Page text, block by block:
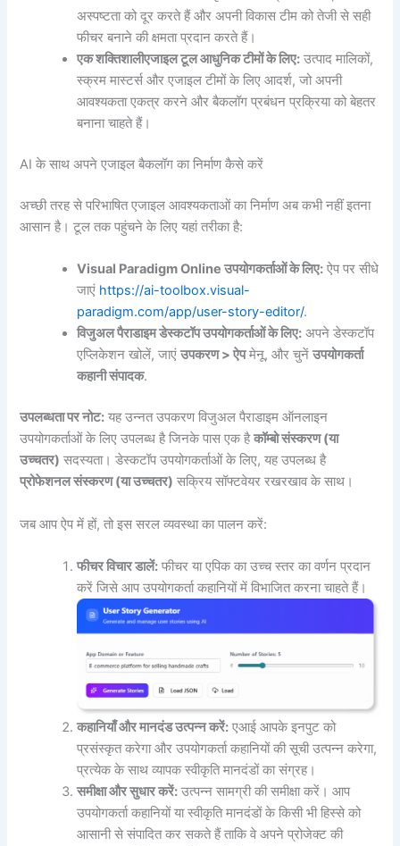
अस्पष्टता को दूर करते हैं और अपनी विकास टीम को तेजी से सही
फीचर बनाने की क्षमता प्रदान करते हैं।
एक शक्तिशालीएजाइल टूलआधुनिक टीमों के लिए: उत्पाद मालिकों,
स्क्रम मास्टर्स और एजाइल टीमों के लिए आदर्श, जो अपनी
आवश्यकता एकत्र करने और बैकलॉग प्रबंधन प्रक्रिया को बेहतर
बनाना चाहते हैं।
AI के साथ अपने एजाइल बैकलॉग का निर्माण कैसे करें
अच्छी तरह से परिभाषित एजाइल आवश्यकताओं का निर्माण अब कभी नहीं इतना
आसान है। टूल तक पहुंचने के लिए यहां तरीका है:
Visual Paradigm Online उपयोगकर्ताओं के लिए: ऐप पर सीधे
जाएं https://ai-toolbox.visual-
paradigm.com/app/user-story-editor/.
विजुअल पैराडाइम डेस्कटॉप उपयोगकर्ताओं के लिए: अपने डेस्कटॉप
एप्लिकेशन खोलें, जाएंउपकरण > ऐपमेनू, और चुनेंउपयोगकर्ता
कहानी संपादक.
उपलब्धता पर नोट: यह उन्नत उपकरण विजुअल पैराडाइम ऑनलाइन
उपयोगकर्ताओं के लिए उपलब्ध है जिनके पास एक हैकॉम्बो संस्करण (या
उच्चतर) सदस्यता। डेस्कटॉप उपयोगकर्ताओं के लिए, यह उपलब्ध है
प्रोफेशनल संस्करण (या उच्चतर) सक्रिय सॉफ्टवेयर रखरखाव के साथ।
जब आप ऐप में हों, तो इस सरल व्यवस्था का पालन करें:
फीचर विचार डालें: फीचर या एपिक का उच्च स्तर का वर्णन प्रदान
करें जिसे आप उपयोगकर्ता कहानियों में विभाजित करना चाहते हैं।
कहानियाँ और मानदंड उत्पन्न करें: एआई आपके इनपुट को
प्रसंस्कृत करेगा और उपयोगकर्ता कहानियों की सूची उत्पन्न करेगा,
प्रत्येक के साथ व्यापक स्वीकृति मानदंडों का संग्रह।
समीक्षा और सुधार करें: उत्पन्न सामग्री की समीक्षा करें। आप
उपयोगकर्ता कहानियों या स्वीकृति मानदंडों के किसी भी हिस्से को
आसानी से संपादित कर सकते हैं ताकि वे अपने प्रोजेक्ट की